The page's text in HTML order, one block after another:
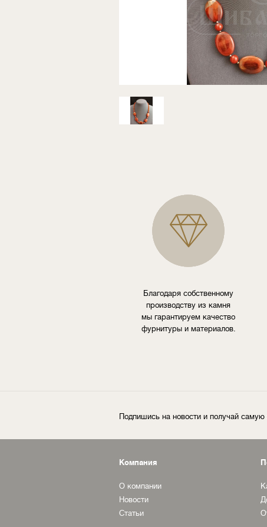
Благодаря собственному
производству из камня
мы гарантируем качество
фурнитуры и материалов.
Подпишись на новости и получай
Компания
О компании
Новости
Статьи